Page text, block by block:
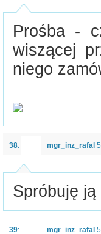
Prośba -
wiszącej
niego
38: mgr_inz_rafal
Spróbuję
39: mgr_inz_rafal